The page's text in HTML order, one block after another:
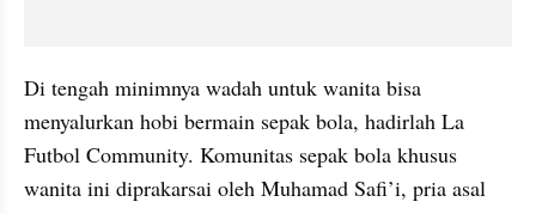
Di tengah minimnya wadah untuk wanita bisa
menyalurkan hobi bermain sepak bola, hadirlah La
Futbol Community. Komunitas sepak bola khusus
wanita ini diprakarsai oleh Muhamad Safi’i, pria asal